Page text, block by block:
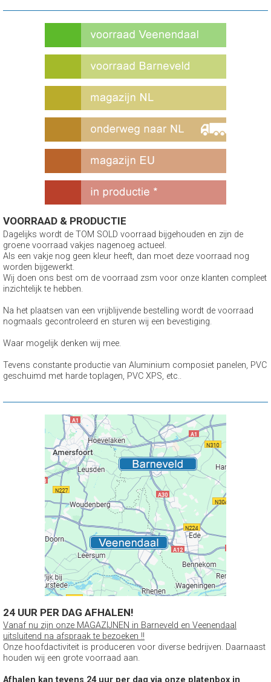
VOORRAAD & PRODUCTIE
Dagelijks wordt de TOM SOLD voorraad bijgehouden en zijn de
groene voorraad vakjes nagenoeg actueel.
Als een vakje nog geen kleur heeft, dan moet deze voorraad nog
worden bijgewerkt.
Wij doen ons best om de voorraad zsm voor onze klanten compleet
inzichtelijk te hebben.
Na het plaatsen van een vrijblijvende bestelling wordt de voorraad
nogmaals gecontroleerd en sturen wij een bevestiging.
Waar mogelijk denken wij mee.
Tevens constante productie van Aluminium composiet panelen, PVC
geschuimd met harde toplagen, PVC XPS, etc..
24 UUR PER DAG AFHALEN!
Vanaf nu zijn onze MAGAZIJNEN in Barneveld en Veenendaal
uitsluitend na afspraak te bezoeken !!
Onze hoofdactiviteit is produceren voor diverse bedrijven. Daarnaast
houden wij een grote voorraad aan.